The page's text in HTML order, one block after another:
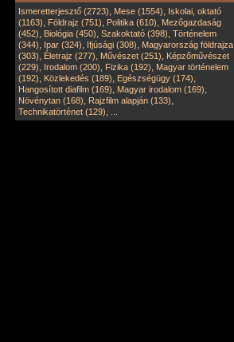
Ismeretterjesztő (2723), Mese (1554), Iskolai, oktató
(1163), Földrajz (751), Politika (610), Mezőgazdaság
(452), Biológia (450), Szakoktató (398), Történelem
(344), Ipar (324), Ifjúsági (308), Magyarország földrajza
(303), Életrajz (277), Művészet (251), Képzőművészet
(229), Irodalom (200), Fizika (192), Magyar történelem
(192), Közlekedés (189), Egészségügy (174),
Hangosított diafilm (169), Magyar irodalom (169),
Növénytan (168), Rajzfilm alapján (133),
Technikatörténet (129),